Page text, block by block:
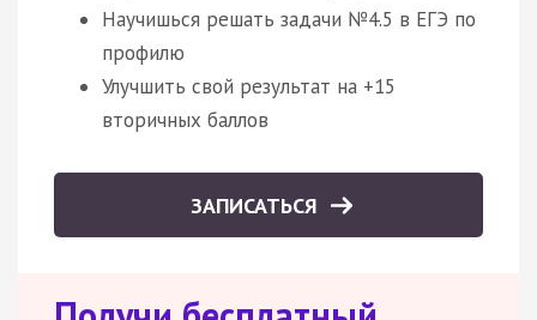
Научишься решать задачи №4.5 в ЕГЭ по
профилю
Улучшить свой результат на +15
вторичных баллов
ЗАПИСАТЬСЯ